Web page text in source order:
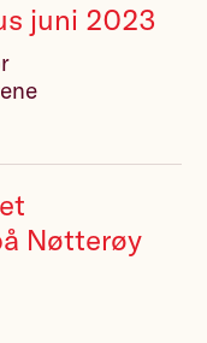
juni 2023
Nøtterøy